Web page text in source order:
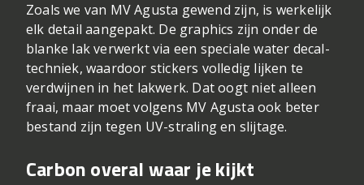
Zoals we van MV Agusta gewend zijn, is werkelijk
elk detail aangepakt. De graphics zijn onder de
blanke lak verwerkt via een speciale water decal-
techniek, waardoor stickers volledig lijken te
verdwijnen in het lakwerk. Dat oogt niet alleen
fraai, maar moet volgens MV Agusta ook beter
bestand zijn tegen UV-straling en slijtage.
Carbon overal waar je kijkt